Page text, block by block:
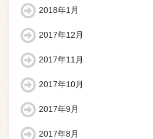
2018年1月
2017年12月
2017年11月
2017年10月
2017年9月
2017年8月